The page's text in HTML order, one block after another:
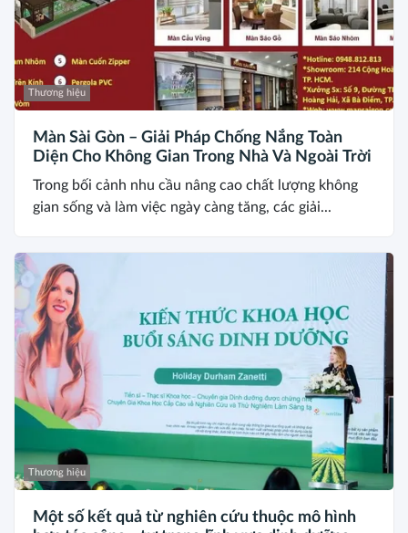
Thương hiệu
Màn Sài Gòn – Giải Pháp Chống Nắng Toàn
Diện Cho Không Gian Trong Nhà Và Ngoài Trời
Trong bối cảnh nhu cầu nâng cao chất lượng không
gian sống và làm việc ngày càng tăng, các giải...
Thương hiệu
Một số kết quả từ nghiên cứu thuộc mô hình